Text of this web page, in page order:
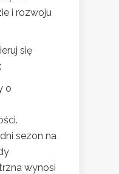
i rozwoju
się
o
sezon na
wynosi